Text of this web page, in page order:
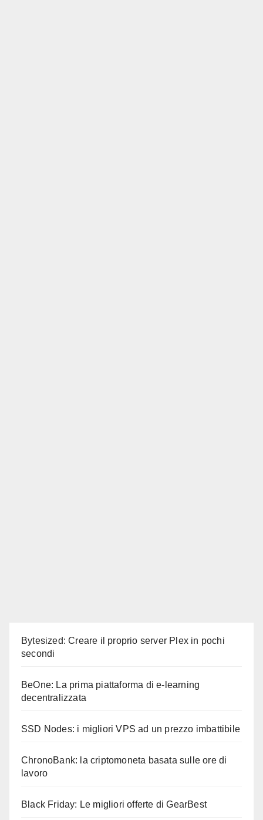
Bytesized: Creare il proprio server Plex in pochi
secondi
BeOne: La prima piattaforma di e-learning
decentralizzata
SSD Nodes: i migliori VPS ad un prezzo imbattibile
ChronoBank: la criptomoneta basata sulle ore di
lavoro
Black Friday: Le migliori offerte di GearBest